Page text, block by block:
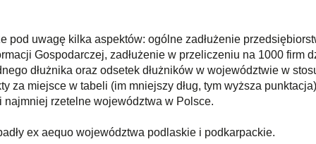
pod uwagę kilka aspektów: ogólne zadłużenie
Gospodarczej, zadłużenie w przeliczeniu na 1000 firm
dłużnika oraz odsetek dłużników w województwie w
za miejsce w tabeli (im mniejszy dług, tym wyższa
rzetelne województwa w Polsce.
ex aequo województwa podlaskie i podkarpackie.